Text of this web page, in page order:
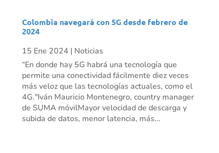
Colombia navegará con 5G desde febrero de
2024
15 Ene 2024 | Noticias
“En donde hay 5G habrá una tecnología que
permite una conectividad fácilmente diez veces
más veloz que las tecnologías actuales, como el
4G."Iván Mauricio Montenegro, country manager
de SUMA móvilMayor velocidad de descarga y
subida de datos, menor latencia, más...